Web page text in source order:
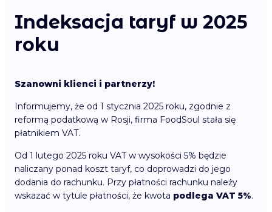
Indeksacja taryf w 2025
roku
Szanowni klienci i partnerzy!
Informujemy, że od 1 stycznia 2025 roku, zgodnie z
reformą podatkową w Rosji, firma FoodSoul stała się
płatnikiem VAT.
Od 1 lutego 2025 roku VAT w wysokości 5% będzie
naliczany ponad koszt taryf, co doprowadzi do jego
dodania do rachunku. Przy płatności rachunku należy
wskazać w tytule płatności, że kwota podlega VAT 5%.